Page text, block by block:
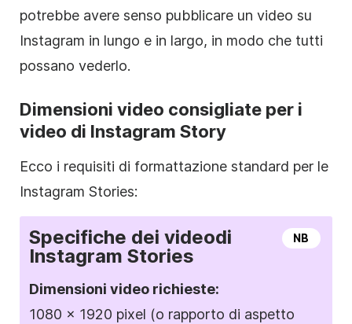
potrebbe avere senso pubblicare un video su
Instagram in lungo e in largo, in modo che tutti
possano vederlo.
Dimensioni video consigliate per i
video di Instagram Story
Ecco i requisiti di formattazione standard per le
Instagram Stories:
NB
Specifiche dei videodi
Instagram Stories
Dimensioni video richieste:
1080 x 1920 pixel (o rapporto di aspetto